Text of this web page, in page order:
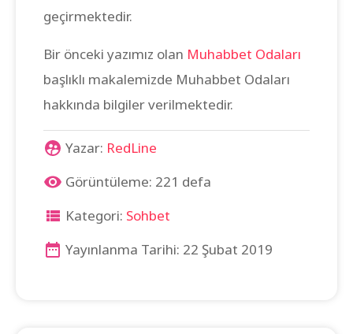
geçirmektedir.
Bir önceki yazımız olan Muhabbet Odaları
başlıklı makalemizde Muhabbet Odaları
hakkında bilgiler verilmektedir.
Yazar: RedLine
Görüntüleme: 221 defa
Kategori: Sohbet
Yayınlanma Tarihi: 22 Şubat 2019